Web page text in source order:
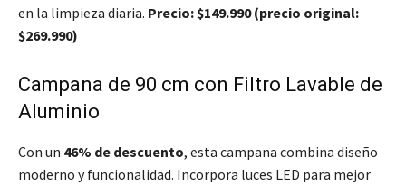
en la limpieza diaria. Precio: $149.990 (precio original:
$269.990)
Campana de 90 cm con Filtro Lavable de
Aluminio
Con un 46% de descuento, esta campana combina diseño
moderno y funcionalidad. Incorpora luces LED para mejor